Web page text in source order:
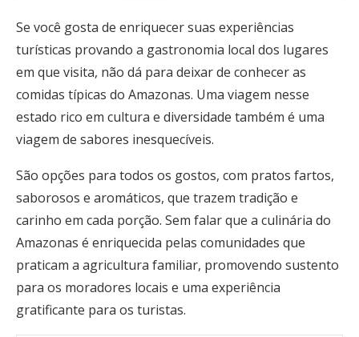
Se você gosta de enriquecer suas experiências
turísticas provando a gastronomia local dos lugares
em que visita, não dá para deixar de conhecer as
comidas típicas do Amazonas. Uma viagem nesse
estado rico em cultura e diversidade também é uma
viagem de sabores inesquecíveis.
São opções para todos os gostos, com pratos fartos,
saborosos e aromáticos, que trazem tradição e
carinho em cada porção. Sem falar que a culinária do
Amazonas é enriquecida pelas comunidades que
praticam a agricultura familiar, promovendo sustento
para os moradores locais e uma experiência
gratificante para os turistas.